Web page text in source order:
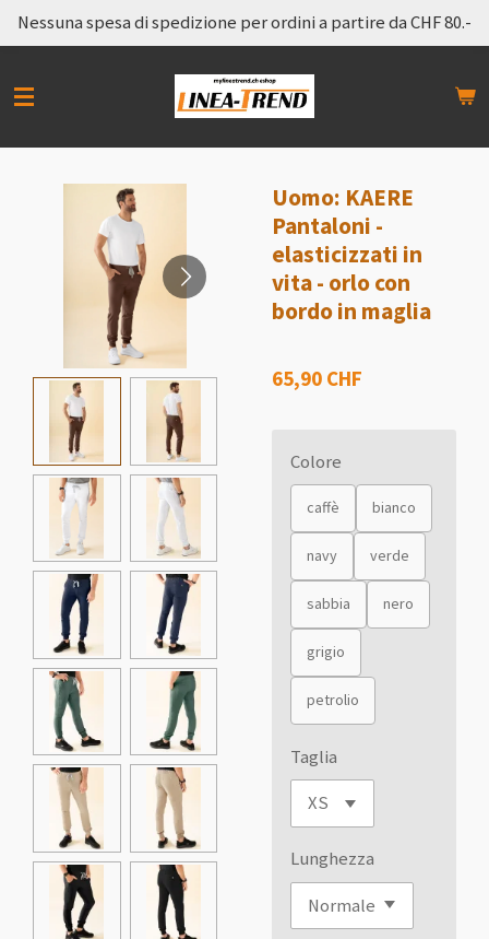
Vai
al
principale
Nessuna spesa di spedizione per ordini a partire da CHF 80.-
Uomo: KAERE
Pantaloni -
elasticizzati in
vita - orlo con
bordo in maglia
65,90 CHF
Colore
caffè bianco
navy verde
sabbia nero
grigio
petrolio
Taglia
Lunghezza